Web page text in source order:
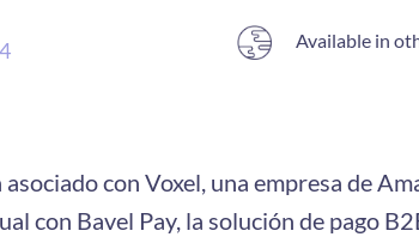
Available in
asociado con Voxel, una empresa de
con Bavel Pay, la solución de pago